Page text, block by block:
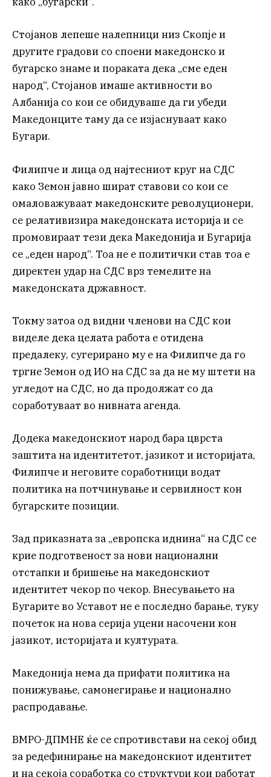
Стојанов лепеше налепници низ Скопје и
другите градови со споени македонско и
бугарско знаме и пораката дека „сме еден
народ“, Стојанов имаше активности во
Албанија со кои се обидуваше да ги убеди
Македонците таму да се изјаснуваат како
Бугари.
Филипче и лица од најтесниот круг на СДС
како Земон јавно шират ставови со кои се
омаловажуваат македонските револуционери,
се релативизира македонската историја и се
промовираат тези дека Македонија и Бугарија
се „еден народ“. Тоа не е политички став тоа е
директен удар на СДС врз темелите на
македонската државност.
Токму затоа од видни членови на СДС кои
виделе дека целата работа е отидена
предалеку, сугерирано му е на Филипче да го
тргне Земон од ИО на СДС за да не му штети на
угледот на СДС, но да продолжат со да
соработуваат во нивната агенда.
Додека македонскиот народ бара цврста
заштита на идентитетот, јазикот и историјата,
Филипче и неговите соработници водат
политика на потчинување и сервилност кон
бугарските позиции.
Зад приказната за „европска иднина“ на СДС се
крие подготвеност за нови национални
отстапки и бришење на македонскиот
идентитет чекор по чекор. Внесувањето на
Бугарите во Уставот не е последно барање, туку
почеток на нова серија уцени насочени кон
јазикот, историјата и културата.
Македонија нема да прифати политика на
понижување, самонегирање и национално
распродавање.
ВМРО-ДПМНЕ ќе се спротивстави на секој обид
за редефинирање на македонскиот идентитет
и на секоја соработка со структури кои работат